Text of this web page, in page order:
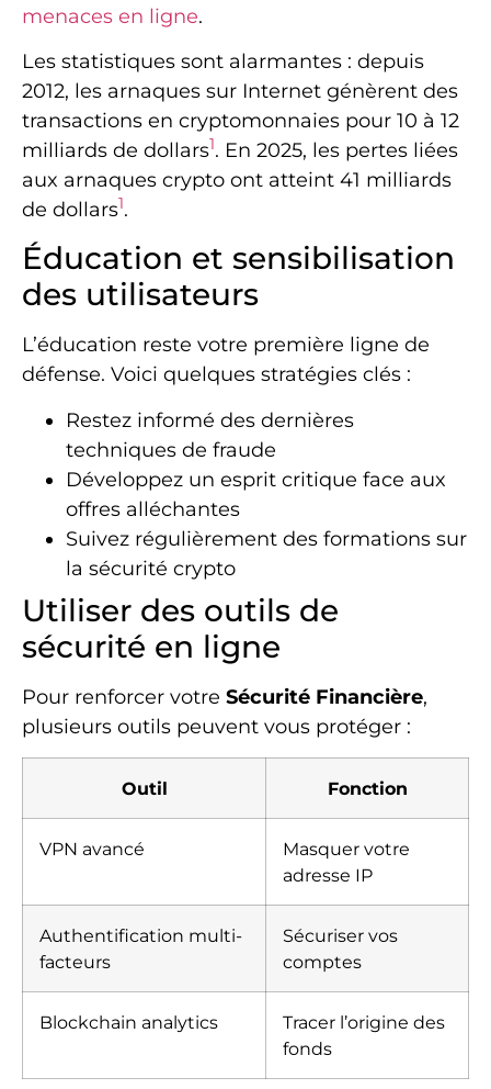
menaces en ligne.
Les statistiques sont alarmantes : depuis
2012, les arnaques sur Internet génèrent des
transactions en cryptomonnaies pour 10 à 12
milliards de dollars1. En 2025, les pertes liées
aux arnaques crypto ont atteint 41 milliards
de dollars1.
Éducation et sensibilisation
des utilisateurs
L’éducation reste votre première ligne de
défense. Voici quelques stratégies clés :
Restez informé des dernières
techniques de fraude
Développez un esprit critique face aux
offres alléchantes
Suivez régulièrement des formations sur
la sécurité crypto
Utiliser des outils de
sécurité en ligne
Pour renforcer votre Sécurité Financière,
plusieurs outils peuvent vous protéger :
Outil Fonction
VPN avancé
Masquer votre
adresse IP
Authentification multi-
facteurs
Sécuriser vos
comptes
Blockchain analytics
Tracer l’origine des
fonds